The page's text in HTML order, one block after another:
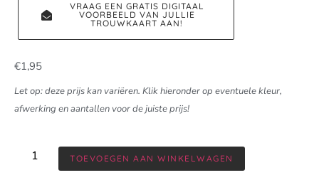
VRAAG EEN GRATIS DIGITAAL
VOORBEELD VAN JULLIE
TROUWKAART AAN!
€1,95
Let op: deze prijs kan variëren. Klik hieronder op eventuele kleur,
afwerking en aantallen voor de juiste prijs!
TOEVOEGEN AAN WINKELWAGEN